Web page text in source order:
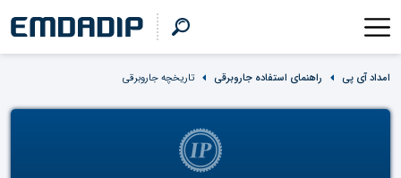
امداد آی پی راهنمای استفاده جاروبرقی تاریخچه جاروبرقی